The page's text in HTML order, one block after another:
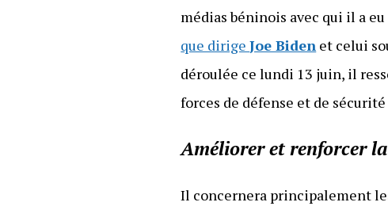
médias béninois avec qui il a
que dirigeJoe Biden et celui
déroulée ce lundi 13 juin, il
forces de défense et de
Améliorer et renforcer
Il concernera principalement